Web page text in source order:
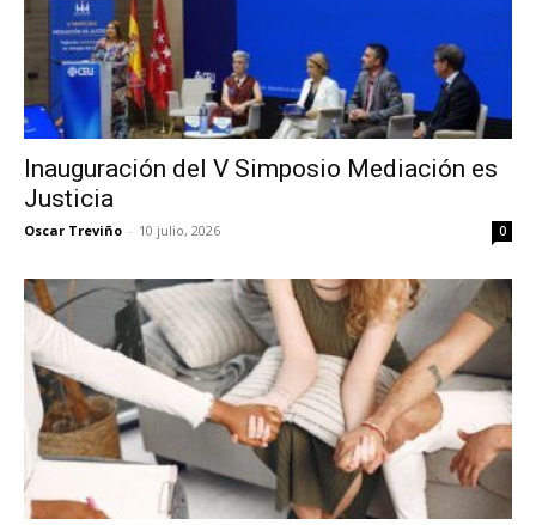
Inauguración del V Simposio Mediación es
Justicia
Oscar Treviño - 10 julio, 2026 0